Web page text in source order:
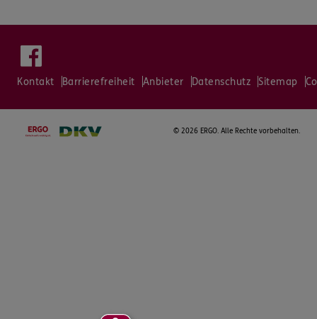
Kontakt Barrierefreiheit Anbieter Datenschutz Sitemap
© 2026 ERGO. Alle Rechte vorbehalten.